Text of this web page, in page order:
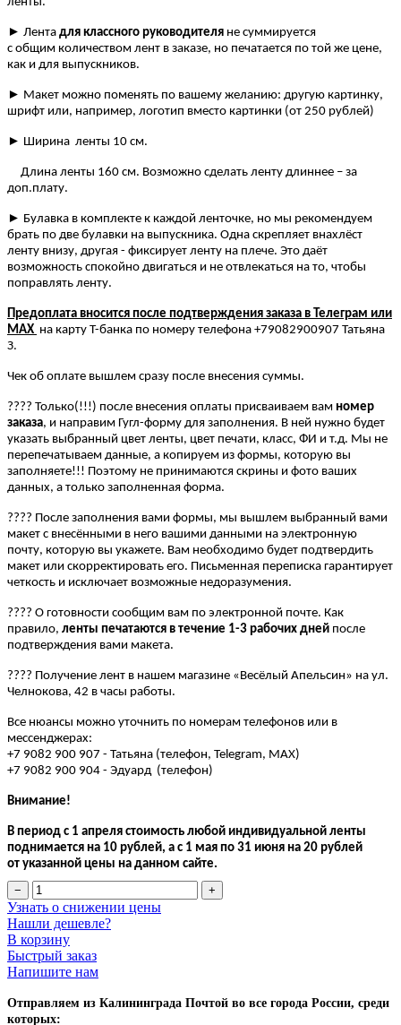
► Лента для классного руководителя не суммируется
с общим количеством лент в заказе, но печатается по той же цене,
как и для выпускников.
► Макет можно поменять по вашему желанию: другую картинку,
шрифт или, например, логотип вместо картинки (от 250 рублей)
► Ширина ленты 10 см.
Длина ленты 160 см. Возможно сделать ленту длиннее – за
доп.плату.
► Булавка в комплекте к каждой ленточке, но мы рекомендуем
брать по две булавки на выпускника. Одна скрепляет внахлёст
ленту внизу, другая - фиксирует ленту на плече. Это даёт
возможность спокойно двигаться и не отвлекаться на то, чтобы
поправлять ленту.
Предоплата вносится после подтверждения заказа в Телеграм или
МАХ на карту Т-банка по номеру телефона +79082900907 Татьяна
З.
Чек об оплате вышлем сразу после внесения суммы.
???? Только(!!!) после внесения оплаты присваиваем вам номер
заказа, и направим Гугл-форму для заполнения. В ней нужно будет
указать выбранный цвет ленты, цвет печати, класс, ФИ и т.д. Мы не
перепечатываем данные, а копируем из формы, которую вы
заполняете!!! Поэтому не принимаются скрины и фото ваших
данных, а только заполненная форма.
???? После заполнения вами формы, мы вышлем выбранный вами
макет с внесёнными в него вашими данными на электронную
почту, которую вы укажете. Вам необходимо будет подтвердить
макет или скорректировать его. Письменная переписка гарантирует
четкость и исключает возможные недоразумения.
???? О готовности сообщим вам по электронной почте. Как
правило, ленты печатаются в течение 1-3 рабочих дней после
подтверждения вами макета.
???? Получение лент в нашем магазине «Весёлый Апельсин» на ул.
Челнокова, 42 в часы работы.
Все нюансы можно уточнить по номерам телефонов или в
мессенджерах:
+7 9082 900 907 - Татьяна (телефон, Telegram, МАХ)
+7 9082 900 904 - Эдуард (телефон)
Внимание!
В период с 1 апреля стоимость любой индивидуальной ленты
поднимается на 10 рублей, а с 1 мая по 31 июня на 20 рублей
от указанной цены на данном сайте.
−
+
Узнать о снижении цены
Нашли дешевле?
В корзину
Быстрый заказ
Напишите нам
Отправляем из Калининграда Почтой во все города России, среди
которых: